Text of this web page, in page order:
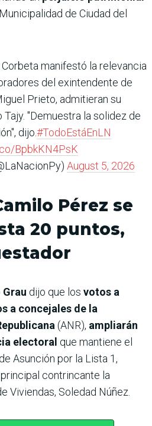
de Ciudad del
Corbeta manifestó la relevancia
del exintendente de
Prieto, admitieran su
"Demuestra la solidez de
dijo.#TodoEstáEnLN
BpbkKN4PsK
August 5, 2026
Pérez se
20 puntos,
dijo que los votos a
a concejales de la
(ANR), ampliarán
electoral que mantiene el
Asunción por la Lista 1,
contrincante la
Viviendas, Soledad Núñez.